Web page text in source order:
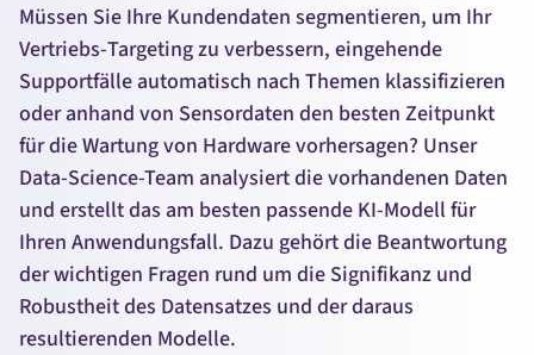
Müssen Sie Ihre Kundendaten segmentieren, um Ihr
Vertriebs-Targetingzu verbessern, eingehende
Supportfälle automatisch nach Themen klassifizieren
oder anhand von Sensordaten den besten Zeitpunkt
für die Wartung von Hardwarevorhersagen? Unser
Data-Science-Team analysiert die vorhandenen Daten
und erstellt das am besten passende KI-Modell für
Ihren Anwendungsfall. Dazu gehört die Beantwortung
der wichtigen Fragen rund um die Signifikanz und
Robustheit des Datensatzes und der daraus
resultierenden Modelle.